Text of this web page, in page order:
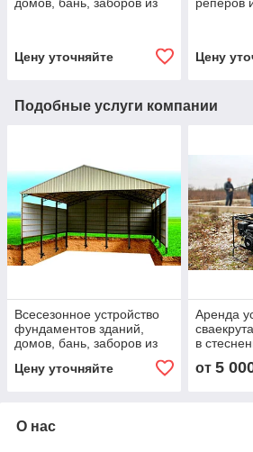
домов, бань, заборов из
Цену уточняйте
реперов
Цену
Подобные услуги компании
Всесезонное устройство
фундаментов зданий,
домов, бань, заборов из
фундаментных винтовых
свай d 89 мм
Цену уточняйте
Аренда
в
из
от 5
О нас